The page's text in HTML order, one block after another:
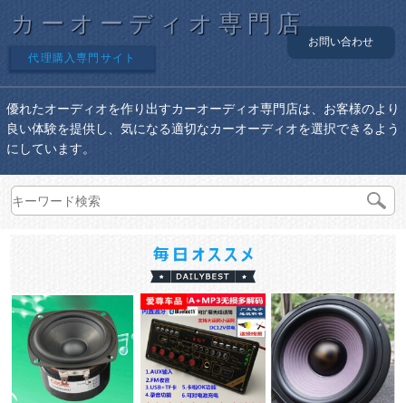
カーオーディオ専門店
代理購入専門サイト
お問い合わせ
優れたオーディオを作り出すカーオーディオ専門店は、お客様のより
良い体験を提供し、気になる適切なカーオーディオを選択できるよう
にしています。